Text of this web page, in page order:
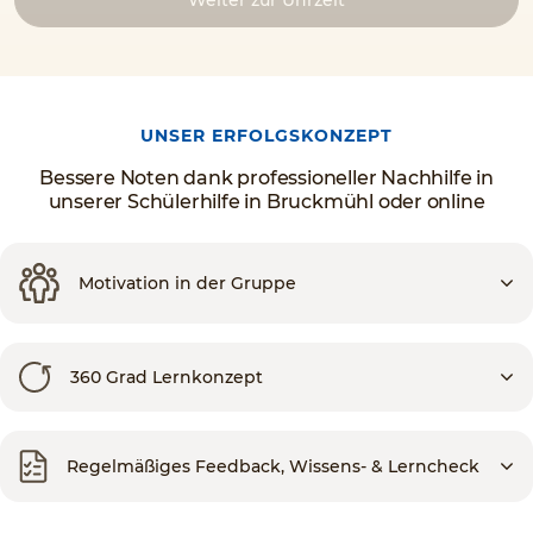
freundlich und angenehm, alle Anliegen wurden
schätzen wir die Flexibilität bei der
UNSER ERFOLGSKONZEPT
Bessere Noten dank professioneller Nachhilfe in
unserer Schülerhilfe in Bruckmühl oder online
Motivation in der Gruppe
360 Grad Lernkonzept
Regelmäßiges Feedback, Wissens- & Lerncheck